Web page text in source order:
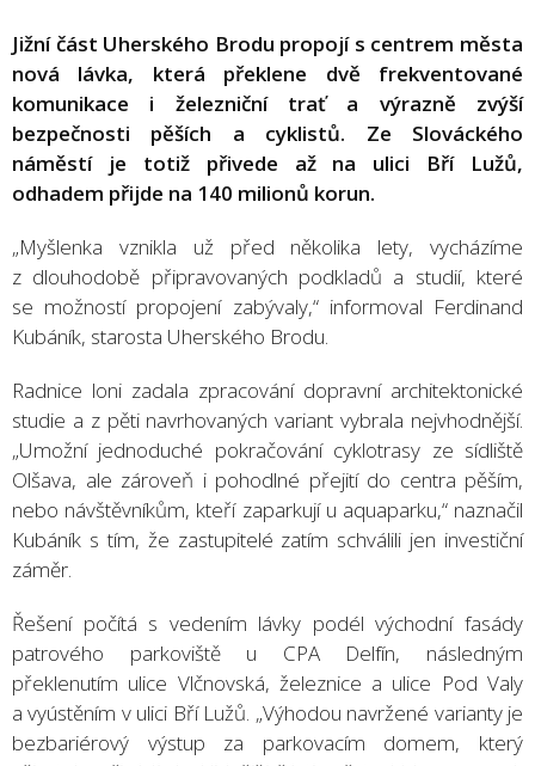
Jižní část Uherského Brodu propojí s centrem města
nová lávka, která překlene dvě frekventované
komunikace i železniční trať a výrazně zvýší
bezpečnosti pěších a cyklistů. Ze Slováckého
náměstí je totiž přivede až na ulici Bří Lužů,
odhadem přijde na 140 milionů korun.
„Myšlenka vznikla už před několika lety, vycházíme
z dlouhodobě připravovaných podkladů a studií, které
se možností propojení zabývaly,“ informoval Ferdinand
Kubáník, starosta Uherského Brodu.
Radnice loni zadala zpracování dopravní architektonické
studie a z pěti navrhovaných variant vybrala nejvhodnější.
„Umožní jednoduché pokračování cyklotrasy ze sídliště
Olšava, ale zároveň i pohodlné přejití do centra pěším,
nebo návštěvníkům, kteří zaparkují u aquaparku,“ naznačil
Kubáník s tím, že zastupitelé zatím schválili jen investiční
záměr.
Řešení počítá s vedením lávky podél východní fasády
patrového parkoviště u CPA Delfín, následným
překlenutím ulice Vlčnovská, železnice a ulice Pod Valy
a vyústěním v ulici Bří Lužů. „Výhodou navržené varianty je
bezbariérový výstup za parkovacím domem, který